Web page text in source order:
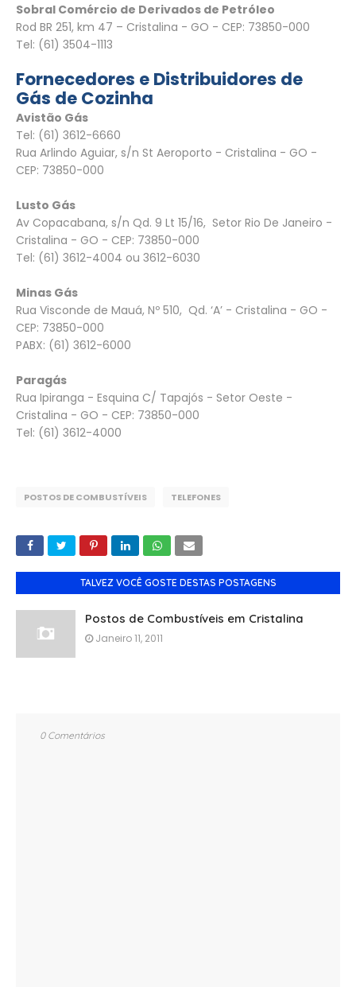
Sobral Comércio de Derivados de Petróleo
Rod BR 251, km 47 – Cristalina - GO - CEP: 73850-000
Tel: (61) 3504-1113
Fornecedores e Distribuidores de
Gás de Cozinha
Avistão Gás
Tel: (61) 3612-6660
Rua Arlindo Aguiar, s/n St Aeroporto - Cristalina - GO -
CEP: 73850-000
Lusto Gás
Av Copacabana, s/n Qd. 9 Lt 15/16, Setor Rio De Janeiro -
Cristalina - GO - CEP: 73850-000
Tel: (61) 3612-4004 ou 3612-6030
Minas Gás
Rua Visconde de Mauá, Nº 510, Qd. ‘A’ - Cristalina - GO -
CEP: 73850-000
PABX: (61) 3612-6000
Paragás
Rua Ipiranga - Esquina C/ Tapajós - Setor Oeste -
Cristalina - GO - CEP: 73850-000
Tel: (61) 3612-4000
POSTOS DE COMBUSTÍVEIS TELEFONES
TALVEZ VOCÊ GOSTE DESTAS POSTAGENS
Postos de Combustíveis em Cristalina
Janeiro 11, 2011
0 Comentários